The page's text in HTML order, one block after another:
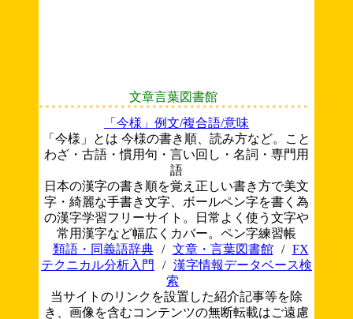
文章言葉図書館
「今様」例文/複合語/意味
「今様」とは 今様の書き順、読み方など。こと
わざ・古語・慣用句・言い回し・名詞・専門用
語
日本の漢字の書き順を覚え正しい書き方で美文
字・綺麗な手書き文字、ボールペン字を書く為
の漢字学習フリーサイト。日常よく使う文字や
常用漢字など幅広くカバー。ペン字練習帳
類語・同義語辞典
/ 文章・言葉図書館 /
FX
テクニカル分析入門
/ 漢字情報データベース検
索
当サイトのリンクを設置した紹介記事等を除
き、画像を含むコンテンツの無断転載はご遠慮